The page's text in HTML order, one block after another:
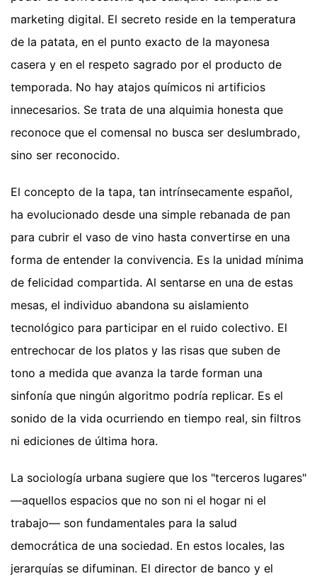
marketing digital. El secreto reside en la temperatura
de la patata, en el punto exacto de la mayonesa
casera y en el respeto sagrado por el producto de
temporada. No hay atajos químicos ni artificios
innecesarios. Se trata de una alquimia honesta que
reconoce que el comensal no busca ser deslumbrado,
sino ser reconocido.
El concepto de la tapa, tan intrínsecamente español,
ha evolucionado desde una simple rebanada de pan
para cubrir el vaso de vino hasta convertirse en una
forma de entender la convivencia. Es la unidad mínima
de felicidad compartida. Al sentarse en una de estas
mesas, el individuo abandona su aislamiento
tecnológico para participar en el ruido colectivo. El
entrechocar de los platos y las risas que suben de
tono a medida que avanza la tarde forman una
sinfonía que ningún algoritmo podría replicar. Es el
sonido de la vida ocurriendo en tiempo real, sin filtros
ni ediciones de última hora.
La sociología urbana sugiere que los "terceros lugares"
—aquellos espacios que no son ni el hogar ni el
trabajo— son fundamentales para la salud
democrática de una sociedad. En estos locales, las
jerarquías se difuminan. El director de banco y el